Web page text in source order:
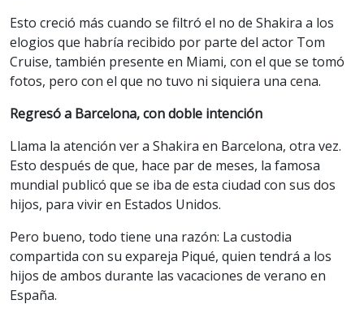
Esto creció más cuando se filtró el no de Shakira a los
elogios que habría recibido por parte del actor Tom
Cruise, también presente en Miami, con el que se tomó
fotos, pero con el que no tuvo ni siquiera una cena.
Regresó a Barcelona, con doble intención
Llama la atención ver a Shakira en Barcelona, otra vez.
Esto después de que, hace par de meses, la famosa
mundial publicó que se iba de esta ciudad con sus dos
hijos, para vivir en Estados Unidos.
Pero bueno, todo tiene una razón: La custodia
compartida con su expareja Piqué, quien tendrá a los
hijos de ambos durante las vacaciones de verano en
España.